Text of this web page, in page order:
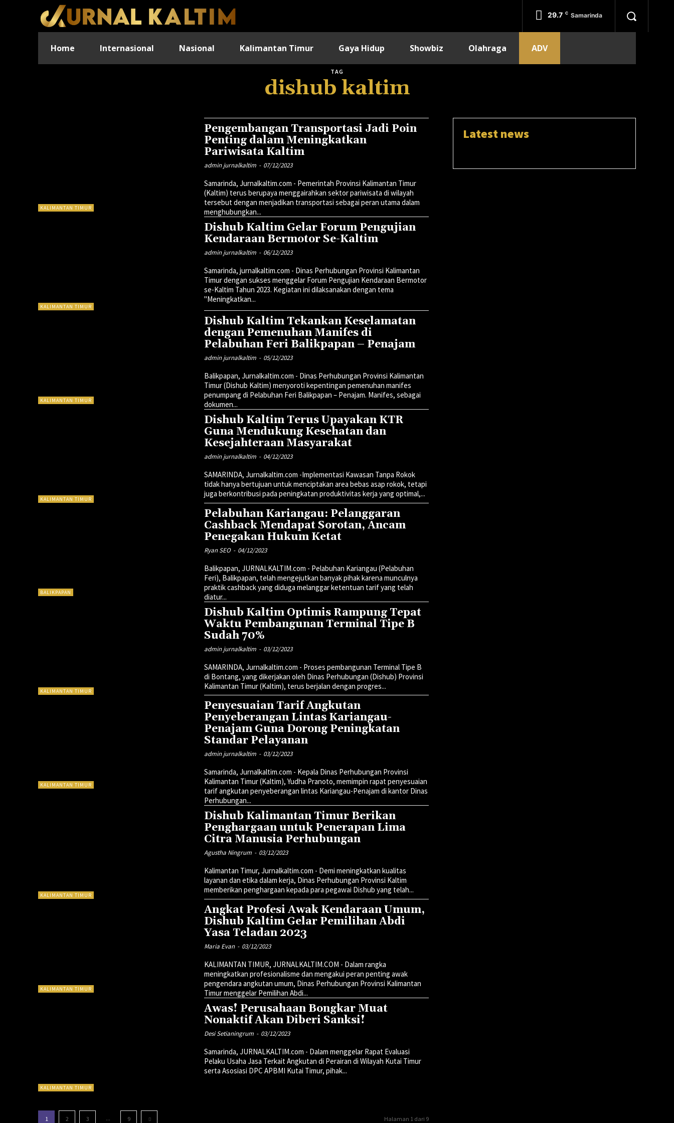
29.7 C Samarinda
Home Internasional Nasional Kalimantan Timur Gaya Hidup Showbiz Olahraga ADV
TAG
dishub kaltim
KALIMANTAN TIMUR
Pengembangan Transportasi Jadi Poin
Penting dalam Meningkatkan
Pariwisata Kaltim
admin jurnalkaltim - 07/12/2023
Samarinda, Jurnalkaltim.com - Pemerintah Provinsi Kalimantan Timur
(Kaltim) terus berupaya menggairahkan sektor pariwisata di wilayah
tersebut dengan menjadikan transportasi sebagai peran utama dalam
menghubungkan...
KALIMANTAN TIMUR
Dishub Kaltim Gelar Forum Pengujian
Kendaraan Bermotor Se-Kaltim
admin jurnalkaltim - 06/12/2023
Samarinda, jurnalkaltim.com - Dinas Perhubungan Provinsi Kalimantan
Timur dengan sukses menggelar Forum Pengujian Kendaraan Bermotor
se-Kaltim Tahun 2023. Kegiatan ini dilaksanakan dengan tema
"Meningkatkan...
KALIMANTAN TIMUR
Dishub Kaltim Tekankan Keselamatan
dengan Pemenuhan Manifes di
Pelabuhan Feri Balikpapan – Penajam
admin jurnalkaltim - 05/12/2023
Balikpapan, Jurnalkaltim.com - Dinas Perhubungan Provinsi Kalimantan
Timur (Dishub Kaltim) menyoroti kepentingan pemenuhan manifes
penumpang di Pelabuhan Feri Balikpapan – Penajam. Manifes, sebagai
dokumen...
KALIMANTAN TIMUR
Dishub Kaltim Terus Upayakan KTR
Guna Mendukung Kesehatan dan
Kesejahteraan Masyarakat
admin jurnalkaltim - 04/12/2023
SAMARINDA, Jurnalkaltim.com -Implementasi Kawasan Tanpa Rokok
tidak hanya bertujuan untuk menciptakan area bebas asap rokok, tetapi
juga berkontribusi pada peningkatan produktivitas kerja yang optimal,...
BALIKPAPAN
Pelabuhan Kariangau: Pelanggaran
Cashback Mendapat Sorotan, Ancam
Penegakan Hukum Ketat
Ryan SEO - 04/12/2023
Balikpapan, JURNALKALTIM.com - Pelabuhan Kariangau (Pelabuhan
Feri), Balikpapan, telah mengejutkan banyak pihak karena munculnya
praktik cashback yang diduga melanggar ketentuan tarif yang telah
diatur...
KALIMANTAN TIMUR
Dishub Kaltim Optimis Rampung Tepat
Waktu Pembangunan Terminal Tipe B
Sudah 70%
admin jurnalkaltim - 03/12/2023
SAMARINDA, Jurnalkaltim.com - Proses pembangunan Terminal Tipe B
di Bontang, yang dikerjakan oleh Dinas Perhubungan (Dishub) Provinsi
Kalimantan Timur (Kaltim), terus berjalan dengan progres...
KALIMANTAN TIMUR
Penyesuaian Tarif Angkutan
Penyeberangan Lintas Kariangau-
Penajam Guna Dorong Peningkatan
Standar Pelayanan
admin jurnalkaltim - 03/12/2023
Samarinda, Jurnalkaltim.com - Kepala Dinas Perhubungan Provinsi
Kalimantan Timur (Kaltim), Yudha Pranoto, memimpin rapat penyesuaian
tarif angkutan penyeberangan lintas Kariangau-Penajam di kantor Dinas
Perhubungan...
KALIMANTAN TIMUR
Dishub Kalimantan Timur Berikan
Penghargaan untuk Penerapan Lima
Citra Manusia Perhubungan
Agustha Ningrum - 03/12/2023
Kalimantan Timur, Jurnalkaltim.com - Demi meningkatkan kualitas
layanan dan etika dalam kerja, Dinas Perhubungan Provinsi Kaltim
memberikan penghargaan kepada para pegawai Dishub yang telah...
KALIMANTAN TIMUR
Angkat Profesi Awak Kendaraan Umum,
Dishub Kaltim Gelar Pemilihan Abdi
Yasa Teladan 2023
Maria Evan - 03/12/2023
KALIMANTAN TIMUR, JURNALKALTIM.COM - Dalam rangka
meningkatkan profesionalisme dan mengakui peran penting awak
pengendara angkutan umum, Dinas Perhubungan Provinsi Kalimantan
Timur menggelar Pemilihan Abdi...
KALIMANTAN TIMUR
Awas! Perusahaan Bongkar Muat
Nonaktif Akan Diberi Sanksi!
Desi Setianingrum - 03/12/2023
Samarinda, JURNALKALTIM.com - Dalam menggelar Rapat Evaluasi
Pelaku Usaha Jasa Terkait Angkutan di Perairan di Wilayah Kutai Timur
serta Asosiasi DPC APBMI Kutai Timur, pihak...
1 2 3 ... 9 Halaman 1 dari 9
Latest news